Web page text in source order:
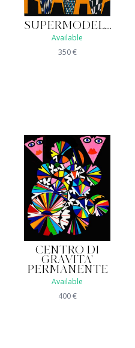
SUPERMODEL....
Available
350€
CENTRO DI
GRAVITA'
PERMANENTE
Available
400€